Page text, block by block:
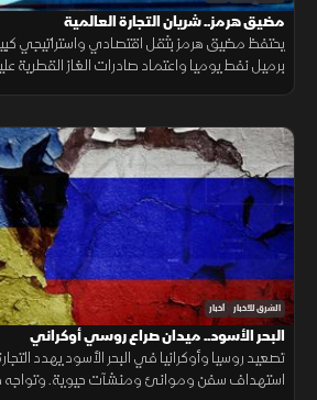
مضيق هرمز.. شريان التجارة العالمية
برميل نفط يوميا واعتماد صادرات الغاز القطرية
الشرق للأخبار أخبار
البحر الأسود.. ميدان صراع روسي أوكراني
تصعيد روسيا وأوكرانيا في البحر الأسود يهدد
استهداف سفن وموانئ ومنشآت حيوية. وتواجه